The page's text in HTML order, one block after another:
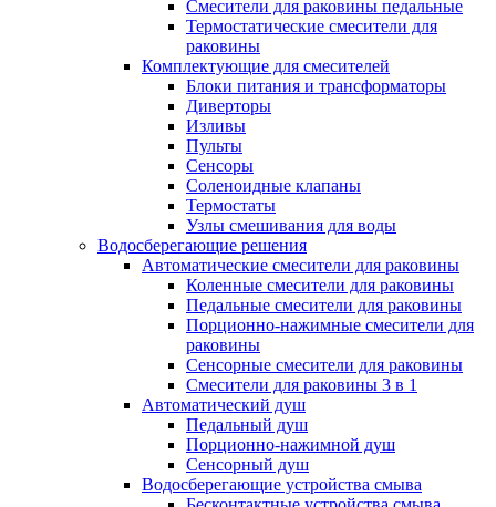
Смесители для раковины педальные
Термостатические смесители для
раковины
Комплектующие для смесителей
Блоки питания и трансформаторы
Диверторы
Изливы
Пульты
Сенсоры
Соленоидные клапаны
Термостаты
Узлы смешивания для воды
Водосберегающие решения
Автоматические смесители для раковины
Коленные смесители для раковины
Педальные смесители для раковины
Порционно-нажимные смесители для
раковины
Сенсорные смесители для раковины
Смесители для раковины 3 в 1
Автоматический душ
Педальный душ
Порционно-нажимной душ
Сенсорный душ
Водосберегающие устройства смыва